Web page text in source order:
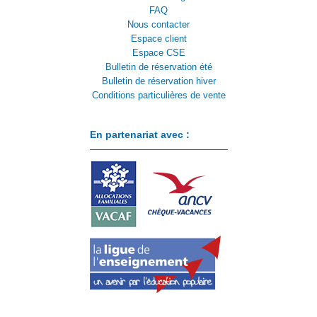
FAQ
Nous contacter
Espace client
Espace CSE
Bulletin de réservation été
Bulletin de réservation hiver
Conditions particulières de vente
En partenariat avec :